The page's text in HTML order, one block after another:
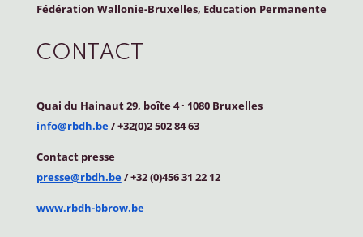
Fédération Wallonie-Bruxelles, Education Permanente
CONTACT
Quai du Hainaut 29, boîte 4· 1080 Bruxelles
info@rbdh.be/ +32(0)2 502 84 63
Contact presse
presse@rbdh.be/ +32 (0)456 31 22 12
www.rbdh-bbrow.be